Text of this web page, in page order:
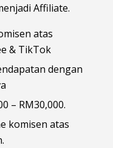
Affiliate.
atas
& TikTok
dengan
– RM30,000.
komisen atas